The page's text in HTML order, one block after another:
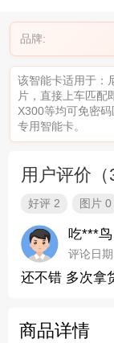
品牌:
该智能卡适用于：
片，直接上车匹配
X300等均可免密
专用智能卡。
用户评价（
好评 2 图片 0
吃***鸟
评论日
还不错 多次拿
商品详情